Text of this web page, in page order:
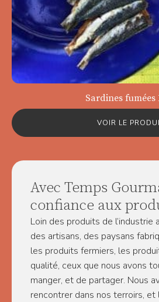
Sardines fumées
VOIR LE
Avec Temps
confiance aux
Loin des produits de l’industrie
des artisans, des paysans
les produits fermiers, les
qualité, ceux que nous avons
manger, et de partager. Nous
rencontrer dans nos terroirs, et